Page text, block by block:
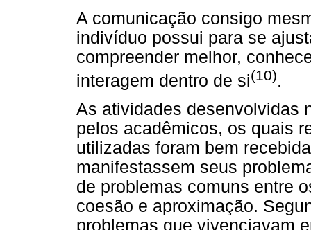
A comunicação consigo
indivíduo possui para se
compreender melhor,
interagem dentro de si(10).
As atividades desenvolvidas
pelos acadêmicos, os quais
utilizadas foram bem
manifestassem seus
de problemas comuns entre
coesão e aproximação.
problemas que vivenciavam